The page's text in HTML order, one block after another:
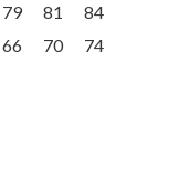
79 81
84
66 70 74